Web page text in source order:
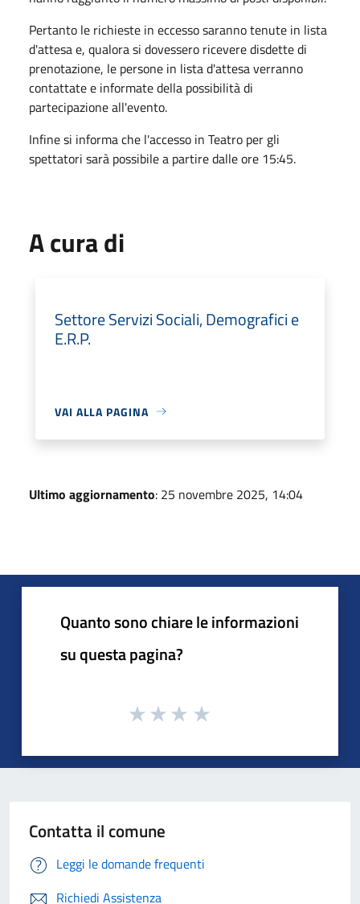
Pertanto le richieste in eccesso saranno tenute in lista
d'attesa e, qualora si dovessero ricevere disdette di
prenotazione, le persone in lista d'attesa verranno
contattate e informate della possibilità di
partecipazione all'evento.
Infine si informa che l'accesso in Teatro per gli
spettatori sarà possibile a partire dalle ore 15:45.
A cura di
Settore Servizi Sociali, Demografici e
E.R.P.
VAI ALLA PAGINA
Ultimo aggiornamento: 25 novembre 2025, 14:04
Quanto sono chiare le informazioni
su questa pagina?
Contatta il comune
Leggi le domande frequenti
Richiedi Assistenza